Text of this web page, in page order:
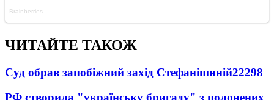
ЧИТАЙТЕ ТАКОЖ
Суд обрав запобіжний захід Стефанішиній22298
РФ створила "українську бригаду" з полонених